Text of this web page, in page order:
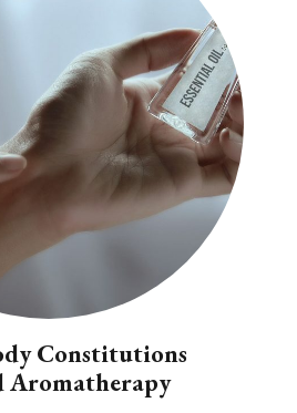
Constitutions
Aromatherapy